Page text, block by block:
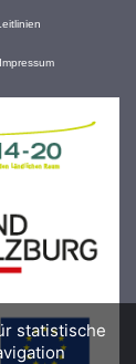
Impressum
statistische